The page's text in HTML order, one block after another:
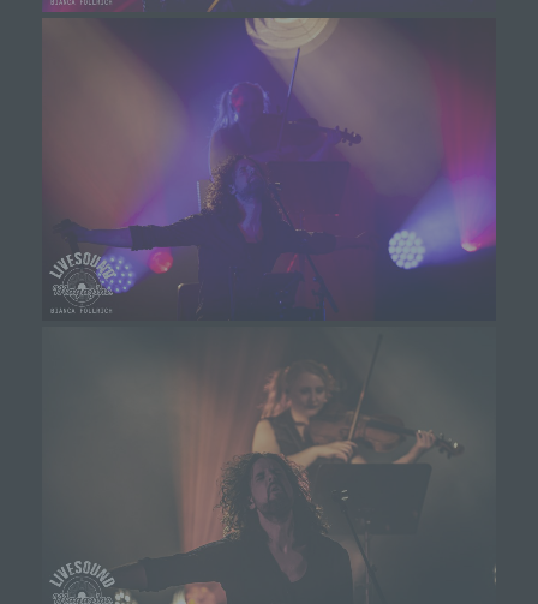
Die Internetseite erfasst mit jedem Aufruf der
Internetseite durch eine betroffene Person oder ein
automatisiertes System eine Reihe von allgemeinen
Daten und Informationen. Diese allgemeinen Daten und
Informationen werden in den Logfiles des Servers
gespeichert. Erfasst werden können die (1)
verwendeten Browsertypen und Versionen, (2) das
vom zugreifenden System verwendete
Betriebssystem, (3) die Internetseite, von welcher ein
zugreifendes System auf unsere Internetseite gelangt
(sogenannte Referrer), (4) die Unterwebseiten, welche
über ein zugreifendes System auf unserer Internetseite
angesteuert werden, (5) das Datum und die Uhrzeit
eines Zugriffs auf die Internetseite, (6) eine Internet-
Protokoll-Adresse (IP-Adresse), (7) der Internet-
Service-Provider des zugreifenden Systems und (8)
Gefahrenabwehr im Falle von Angriffen auf unsere
informationstechnologischen Systeme dienen.
Bei der Nutzung dieser allgemeinen Daten und
Informationen ziehen wird keine Rückschlüsse auf
die betroffene Person. Diese Informationen werden
vielmehr benötigt, um (1) die Inhalte unserer
Internetseite korrekt auszuliefern, (2) die Inhalte
unserer Internetseite sowie die Werbung für diese
zu optimieren, (3) die dauerhafte
Funktionsfähigkeit unserer